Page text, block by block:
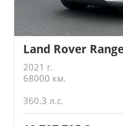
Land Rover
2021 г.
68000 км.
360.3 л.с.